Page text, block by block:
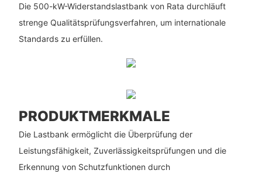
Die 500-kW-Widerstandslastbank von Rata durchläuft
strenge Qualitätsprüfungsverfahren, um internationale
Standards zu erfüllen.
PRODUKTMERKMALE
Die Lastbank ermöglicht die Überprüfung der
Leistungsfähigkeit, Zuverlässigkeitsprüfungen und die
Erkennung von Schutzfunktionen durch